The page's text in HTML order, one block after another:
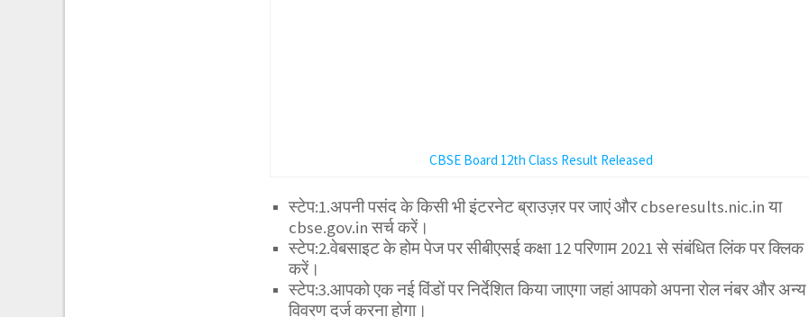
CBSE Board 12th Class Result Released
स्टेप:1.अपनी पसंद के किसी भी इंटरनेट ब्राउज़र पर जाएं और cbseresults.nic.in या
cbse.gov.in सर्च करें।
स्टेप:2.वेबसाइट के होम पेज पर सीबीएसई कक्षा 12 परिणाम 2021 से संबंधित लिंक पर क्लिक
करें।
स्टेप:3.आपको एक नई विंडों पर निर्देशित किया जाएगा जहां आपको अपना रोल नंबर और अन्य
विवरण दर्ज करना होगा।